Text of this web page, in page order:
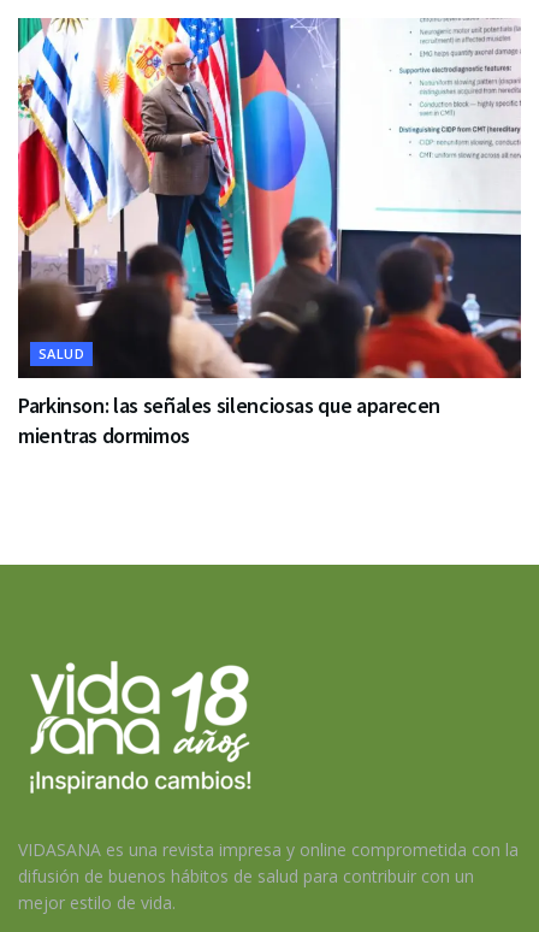
SALUD
Parkinson: las señales silenciosas que aparecen
mientras dormimos
VIDASANA es una revista impresa y online comprometida con la
difusión de buenos hábitos de salud para contribuir con un
mejor estilo de vida.